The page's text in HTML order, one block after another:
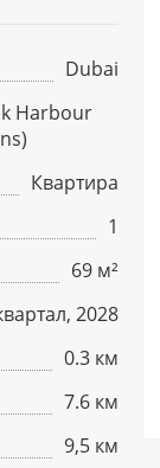
Dubai
Harbour
Квартира
1
69 м²
2028
0.3 км
7.6 км
9,5 км